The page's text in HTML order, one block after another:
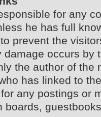
for any
he has full
prevent the
damage occurs by
the author of the
has linked to
any postings or
boards,